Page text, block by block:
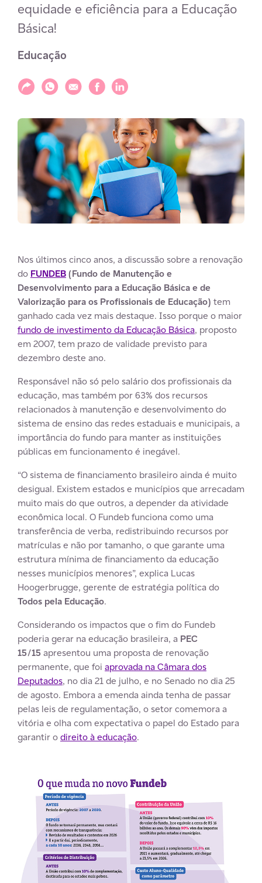
equidade e eficiência para a Educação
Básica!
Educação
Compartilhar
Compartilhar via WhatsApp
Compartilhar via E-mail
Compartilhar via Facebook
Compartilhar via LinkedIn
Nos últimos cinco anos, a discussão sobre a renovação
do FUNDEB(Fundo de Manutenção e
Desenvolvimento para a Educação Básica e de
Valorização para os Profissionais de Educação) tem
ganhado cada vez mais destaque. Isso porque o maior
fundo de investimento da Educação Básica, proposto
em 2007, tem prazo de validade previsto para
dezembro deste ano.
Responsável não só pelo salário dos profissionais da
educação, mas também por 63% dos recursos
relacionados à manutenção e desenvolvimento do
sistema de ensino das redes estaduais e municipais, a
importância do fundo para manter as instituições
públicas em funcionamento é inegável.
“O sistema de financiamento brasileiro ainda é muito
desigual. Existem estados e municípios que arrecadam
muito mais do que outros, a depender da atividade
econômica local. O Fundeb funciona como uma
transferência de verba, redistribuindo recursos por
matrículas e não por tamanho, o que garante uma
estrutura mínima de financiamento da educação
nesses municípios menores”, explica Lucas
Hoogerbrugge, gerente de estratégia política do
Todos pela Educação.
Considerando os impactos que o fim do Fundeb
poderia gerar na educação brasileira, a PEC
15/15apresentou uma proposta de renovação
permanente, que foi aprovada na Câmara dos
Deputados, no dia 21 de julho, e no Senado no dia 25
de agosto. Embora a emenda ainda tenha de passar
pelas leis de regulamentação, o setor comemora a
vitória e olha com expectativa o papel do Estado para
garantir odireito à educação.